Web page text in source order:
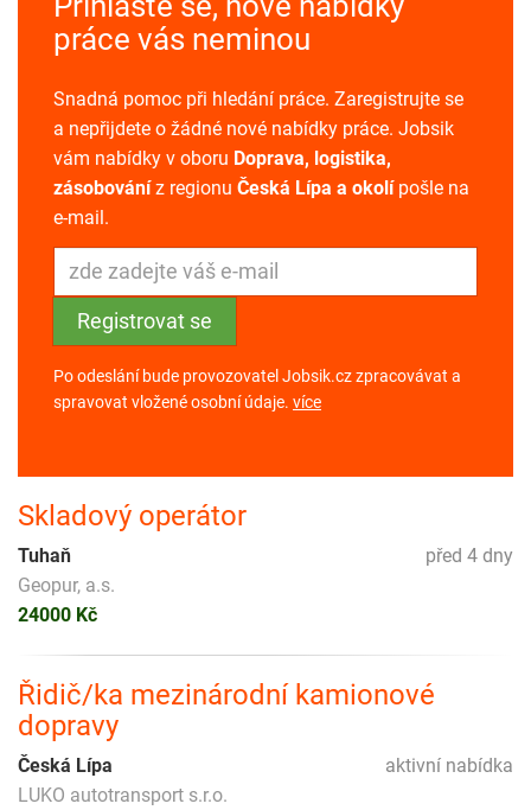
práce vás neminou
Snadná pomoc při hledání práce. Zaregistrujte se
a nepřijdete o žádné nové nabídky práce. Jobsik
vám nabídky v oboru Doprava, logistika,
zásobováníz regionu Česká Lípa a okolípošle na
e-mail.
Po odeslání bude provozovatel Jobsik.cz zpracovávat a
spravovat vložené osobní údaje. více
Skladový operátor
před 4 dny
Tuhaň
Geopur, a.s.
24000 Kč
Řidič/ka mezinárodní kamionové
dopravy
aktivní nabídka
Česká Lípa
LUKO autotransport s.r.o.